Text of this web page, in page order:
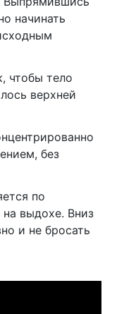
начинать
чтобы тело
верхней
без
по
выдохе. Вниз
и не бросать